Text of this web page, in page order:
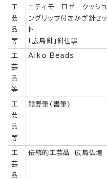
工
芸
品
等
エティモ ロゼ クッショ
ングリップ付きかぎ針セッ
ト
「広島針」針仕事
工
芸
品
等
Aiko Beads
工
芸
品
等
熊野筆(書筆)
工
芸
品
伝統的工芸品 広島仏壇